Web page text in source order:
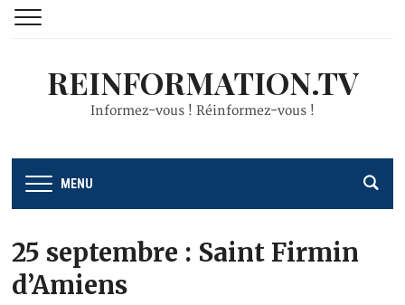
REINFORMATION.TV
Informez-vous ! Réinformez-vous !
MENU
25 septembre : Saint Firmin
d’Amiens